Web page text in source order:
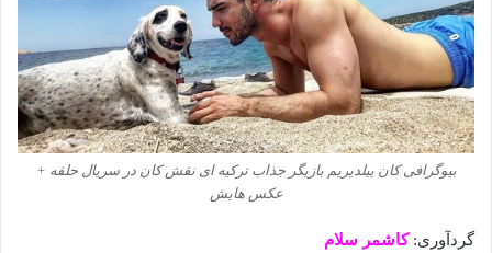
بیوگرافی کان ییلدیریم بازیگر جذاب ترکیه ای نقش کان در سریال حلقه +
عکس هایش
گردآوری: کاشمر سلام